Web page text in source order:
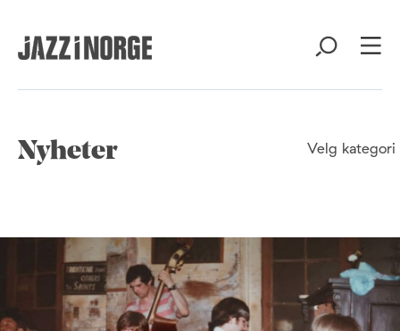
Velg kategori
Nyheter